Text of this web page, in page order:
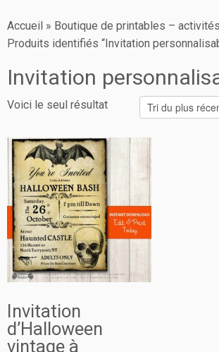
Accueil » Boutique de printables –
Produits identifiés “Invitation
Invitation
Voici le seul résultat
Invitation
d’Halloween
vintage à